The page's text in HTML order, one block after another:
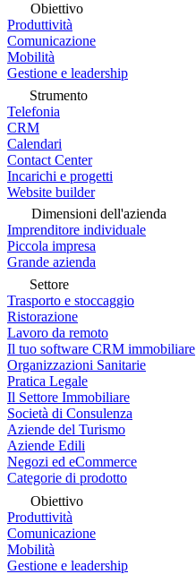
Obiettivo
Produttività
Comunicazione
Mobilità
Gestione e leadership
Strumento
Telefonia
CRM
Calendari
Contact Center
Incarichi e progetti
Website builder
Dimensioni dell'azienda
Imprenditore individuale
Piccola impresa
Grande azienda
Settore
Trasporto e stoccaggio
Ristorazione
Lavoro da remoto
Il tuo software CRM immobiliare
Organizzazioni Sanitarie
Pratica Legale
Il Settore Immobiliare
Società di Consulenza
Aziende del Turismo
Aziende Edili
Negozi ed eCommerce
Categorie di prodotto
Obiettivo
Produttività
Comunicazione
Mobilità
Gestione e leadership